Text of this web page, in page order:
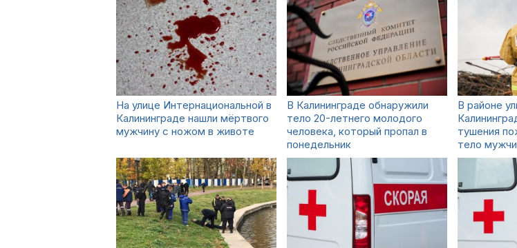
На улице Интернациональной в
Калининграде нашли мёртвого
мужчину с ножом в животе
В Калининграде обнаружили
тело 20-летнего молодого
человека, который пропал в
понедельник
В районе
тушения
тело